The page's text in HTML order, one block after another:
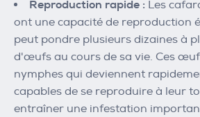
Reproduction rapide : Les
ont une capacité de reproduction
peut pondre plusieurs dizaines à
d'œufs au cours de sa vie. Ces
nymphes qui deviennent
capables de se reproduire à leur
entraîner une infestation